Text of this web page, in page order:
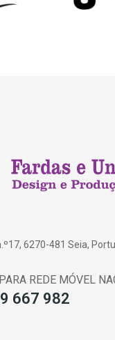
6270-481 Seia,
REDE MÓVEL
667 982